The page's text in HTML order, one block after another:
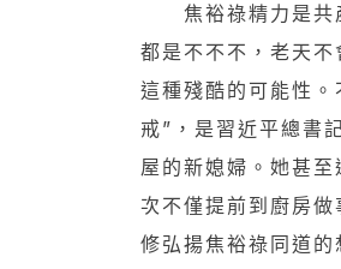
焦裕祿精力是共
都是不不不，老天
這種殘酷的可能性
戒”，是習近平總書
屋的新媳婦。她甚至
次不僅提前到廚房做
修弘揚焦裕祿同道